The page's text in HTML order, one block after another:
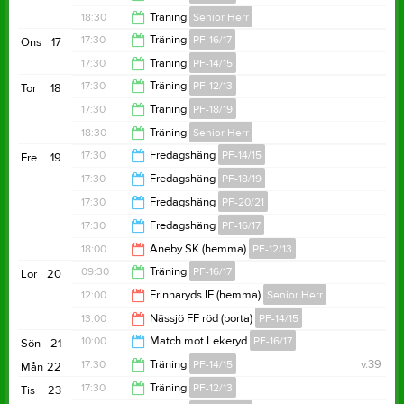
19:00
19:00
18:30 Träning Senior Herr
20:00
17
Ons 17:30 Träning PF-16/17
18:30
17:30 Träning PF-14/15
19:00
18
Tor 17:30 Träning PF-12/13
19:00
17:30 Träning PF-18/19
18:30
18:30 Träning Senior Herr
20:00
19
Fre 17:30 Fredagshäng PF-14/15
20:30
17:30 Fredagshäng PF-18/19
20:30
17:30 Fredagshäng PF-20/21
20:30
17:30 Fredagshäng PF-16/17
20:30
18:00 Aneby SK (hemma) PF-12/13
20:00
20
Lör 09:30 Träning PF-16/17
10:45
12:00 Frinnaryds IF (hemma) Senior Herr
14:00
13:00 Nässjö FF röd (borta) PF-14/15
15:00
21
Sön 10:00 Match mot Lekeryd PF-16/17
11:00
22
Mån v.39
17:30 Träning PF-14/15
23
Tis 17:30 Träning PF-12/13